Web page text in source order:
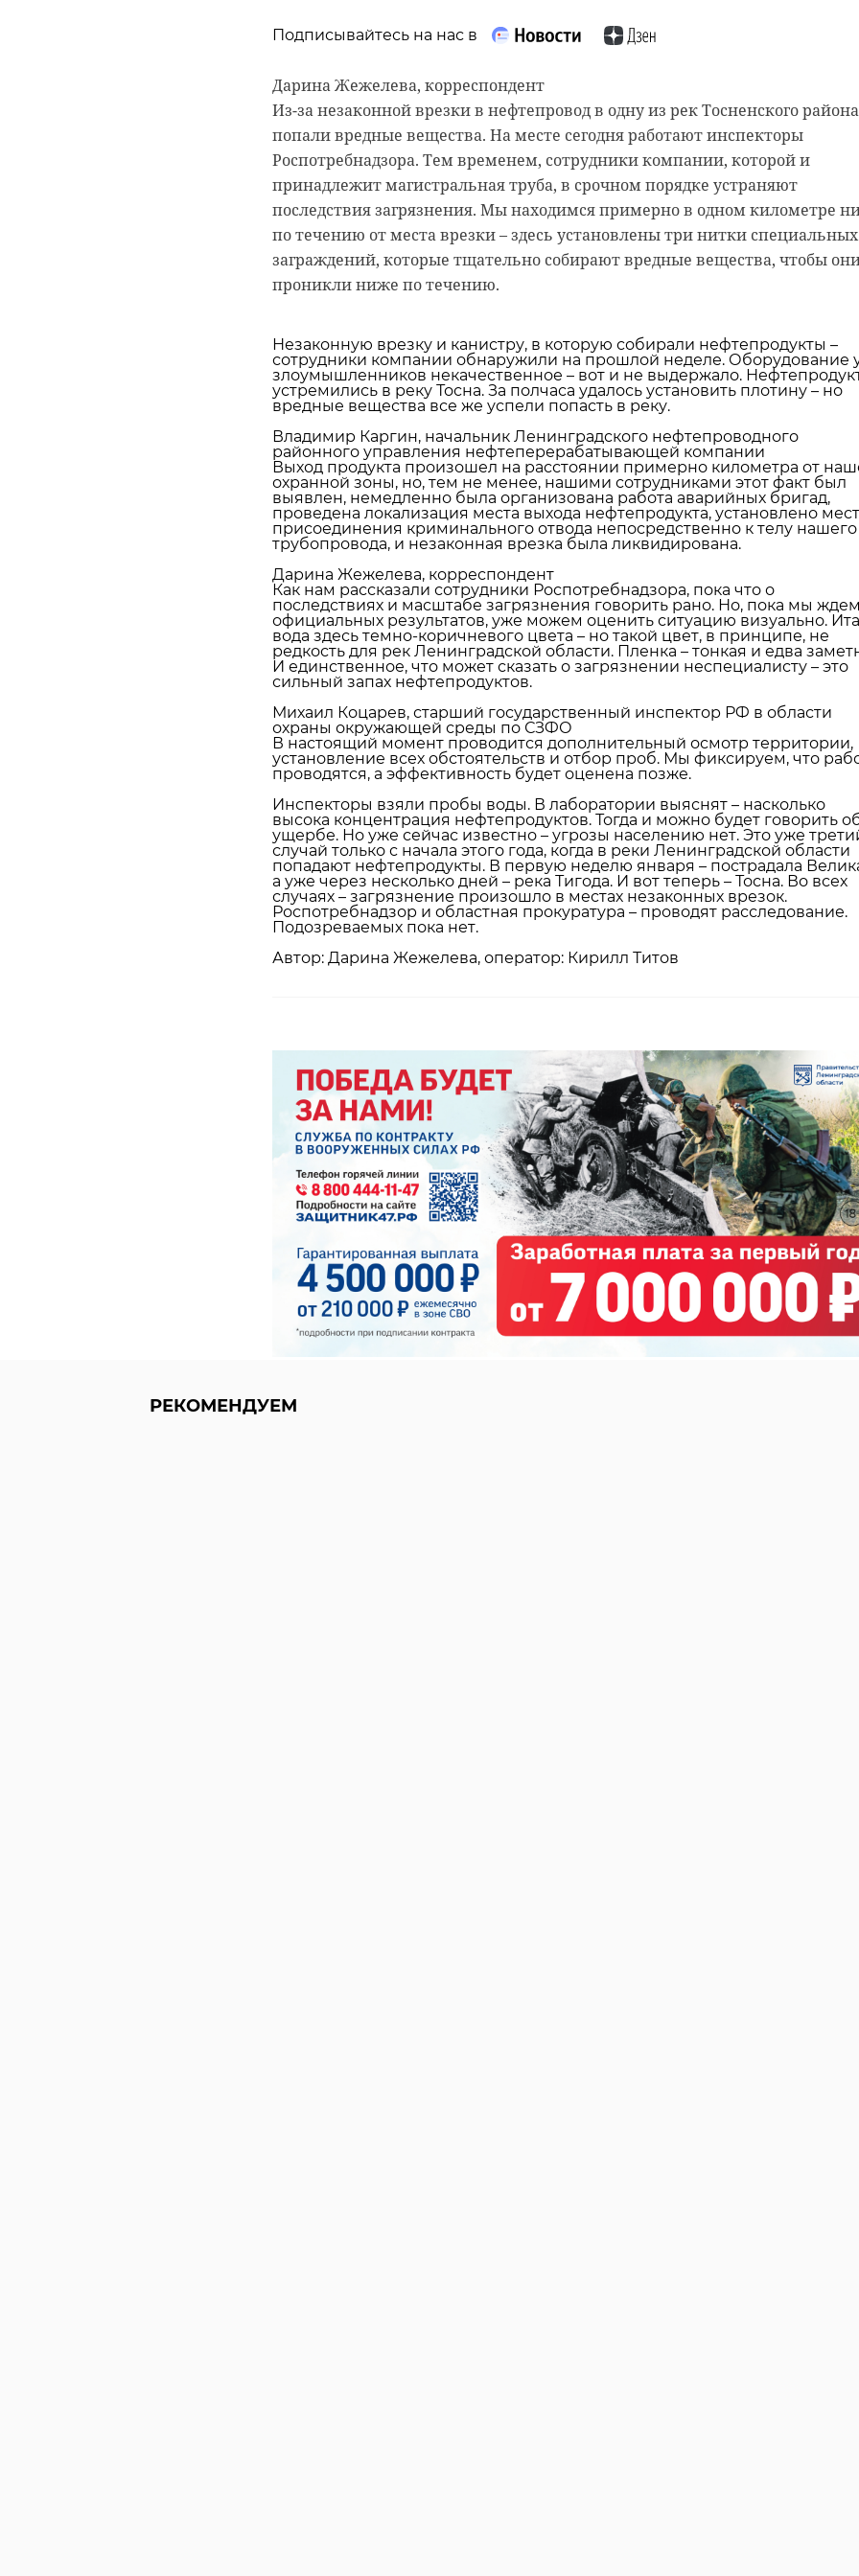
Подписывайтесь на нас в
Дарина Жежелева, корреспондент
Из-за незаконной врезки в нефтепровод в одну из рек Тосненского района
попали вредные вещества. На месте сегодня работают инспекторы
Роспотребнадзора. Тем временем, сотрудники компании, которой и
принадлежит магистральная труба, в срочном порядке устраняют
последствия загрязнения. Мы находимся примерно в одном километре
по течению от места врезки – здесь установлены три нитки специальных
заграждений, которые тщательно собирают вредные вещества, чтобы
проникли ниже по течению.
Незаконную врезку и канистру, в которую собирали нефтепродукты –
сотрудники компании обнаружили на прошлой неделе. Оборудование
злоумышленников некачественное – вот и не выдержало.
устремились в реку Тосна. За полчаса удалось установить плотину – но
вредные вещества все же успели попасть в реку.
Владимир Каргин, начальник Ленинградского нефтепроводного
районного управления нефтеперерабатывающей компании
Выход продукта произошел на расстоянии примерно километра от
охранной зоны, но, тем не менее, нашими сотрудниками этот факт был
выявлен, немедленно была организована работа аварийных бригад,
проведена локализация места выхода нефтепродукта, установлено
присоединения криминального отвода непосредственно к телу нашего
трубопровода, и незаконная врезка была ликвидирована.
Дарина Жежелева, корреспондент
Как нам рассказали сотрудники Роспотребнадзора, пока что о
последствиях и масштабе загрязнения говорить рано. Но, пока мы
официальных результатов, уже можем оценить ситуацию визуально.
вода здесь темно-коричневого цвета – но такой цвет, в принципе, не
редкость для рек Ленинградской области. Пленка – тонкая и едва
И единственное, что может сказать о загрязнении неспециалисту – это
сильный запах нефтепродуктов.
Михаил Коцарев, старший государственный инспектор РФ в области
охраны окружающей среды по СЗФО
В настоящий момент проводится дополнительный осмотр территории,
установление всех обстоятельств и отбор проб. Мы фиксируем, что
проводятся, а эффективность будет оценена позже.
Инспекторы взяли пробы воды. В лаборатории выяснят – насколько
высока концентрация нефтепродуктов. Тогда и можно будет говорить
ущербе. Но уже сейчас известно – угрозы населению нет. Это уже
случай только с начала этого года, когда в реки Ленинградской области
попадают нефтепродукты. В первую неделю января – пострадала
а уже через несколько дней – река Тигода. И вот теперь – Тосна. Во всех
случаях – загрязнение произошло в местах незаконных врезок.
Роспотребнадзор и областная прокуратура – проводят расследование.
Подозреваемых пока нет.
Автор: Дарина Жежелева, оператор: Кирилл Титов
РЕКОМЕНДУЕМ
Руслан Семенченко мечтает, чтобы историки-профессионалы больше
о жизни Анны. В этом году бельгийские архивы рассекретят документы
летней давности и, может тогда, удастся узнать, какой была жизнь Анны
Беквор и других бельгийцев в Сосновом Бору.
история сосновый бор
РЕКОМЕНДУЕМ
В Сосновом Бору
нашли птенцов
крохаля и
вернули их в ...
07 июня, 18:05
Матное
оскорбление
учителя
обернулось
жительнице Сос ...
18 июня, 17:09
В
за
Подписывайтесь на нас в
Самой зрелищной частью стала демонстрация основных наступательных
элементов Красной Армии, рукопашный бой и штурм укрепленных
сооружений.
военно-историческая реконструкция каменка